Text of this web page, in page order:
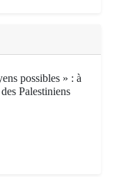
possibles » : à
Palestiniens